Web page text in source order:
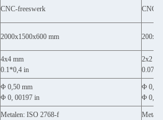
CNC-freeswerk CNC-
2000x1500x600 mm
4x4 mm
0.1*0,4 in
2x2
Φ 0,50 mm
Φ 0, 00197 in
Φ 0,50
Φ 0,
Metalen: ISO 2768-f